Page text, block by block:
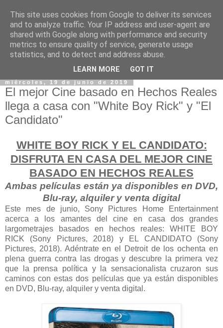
miércoles, 19 de junio de 2019
El mejor Cine basado en Hechos Reales
llega a casa con "White Boy Rick" y "El
Candidato"
WHITE BOY RICK Y EL CANDIDATO:
DISFRUTA EN CASA DEL MEJOR CINE
BASADO EN HECHOS REALES
Ambas películas están ya disponibles en DVD,
Blu-ray, alquiler y venta digital
Este mes de junio, Sony Pictures Home Entertainment
acerca a los amantes del cine en casa dos grandes
largometrajes basados en hechos reales: WHITE BOY
RICK (Sony Pictures, 2018) y EL CANDIDATO (Sony
Pictures, 2018). Adéntrate en el Detroit de los ochenta en
plena guerra contra las drogas y descubre la primera vez
que la prensa política y la sensacionalista cruzaron sus
caminos con estas dos películas que ya están disponibles
en DVD, Blu-ray, alquiler y venta digital.
This site uses cookies from Google to deliver its services
and to analyze traffic. Your IP address and user-agent are
shared with Google along with performance and security
metrics to ensure quality of service, generate usage
statistics, and to detect and address abuse.
LEARN MORE GOT IT